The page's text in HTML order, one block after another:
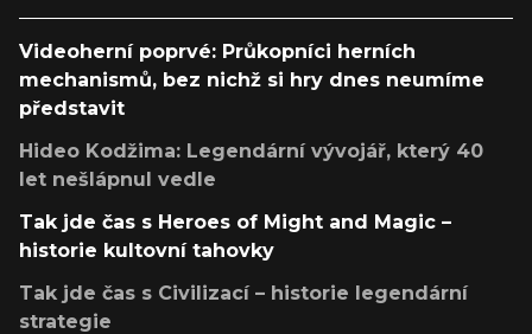
Videoherní poprvé: Průkopníci herních
mechanismů, bez nichž si hry dnes neumíme
představit
Hideo Kodžima: Legendární vývojář, který 40
let nešlápnul vedle
Tak jde čas s Heroes of Might and Magic –
historie kultovní tahovky
Tak jde čas s Civilizací – historie legendární
strategie